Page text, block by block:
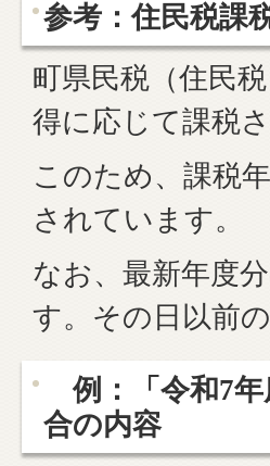
参考：住民税課
町県民税（住民
得に応じて課税さ
このため、課税
されています。
なお、最新年度
す。その日以前
例：「令和7年
合の内容